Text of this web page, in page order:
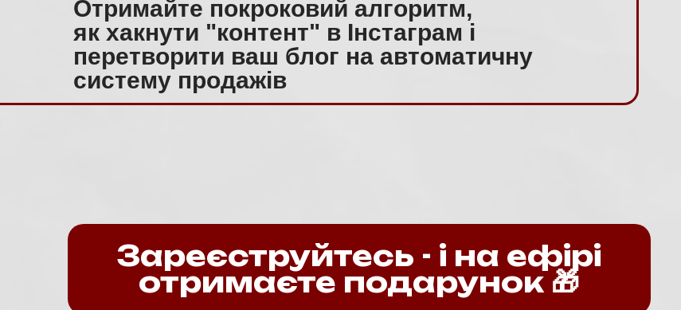
Отримайте покроковий алгоритм,
як хакнути "контент" в Інстаграм і
перетворити ваш блог на автоматичну
систему продажів
Зареєструйтесь - і на ефірі
отримаєте подарунок 🎁